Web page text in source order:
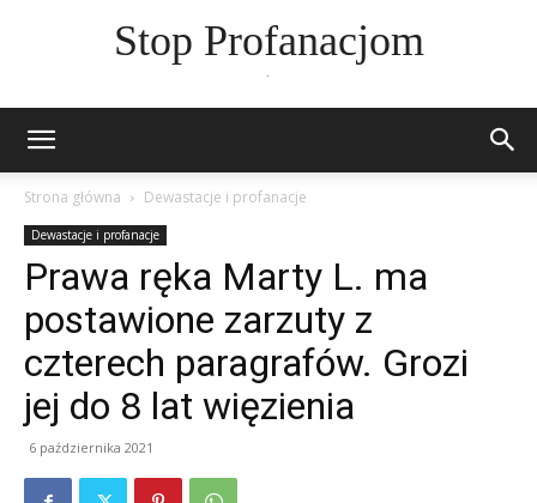
Stop Profanacjom
Strona główna Dewastacje i profanacje
Dewastacje i profanacje
Prawa ręka Marty L. ma
postawione zarzuty z
czterech paragrafów. Grozi
jej do 8 lat więzienia
6 października 2021